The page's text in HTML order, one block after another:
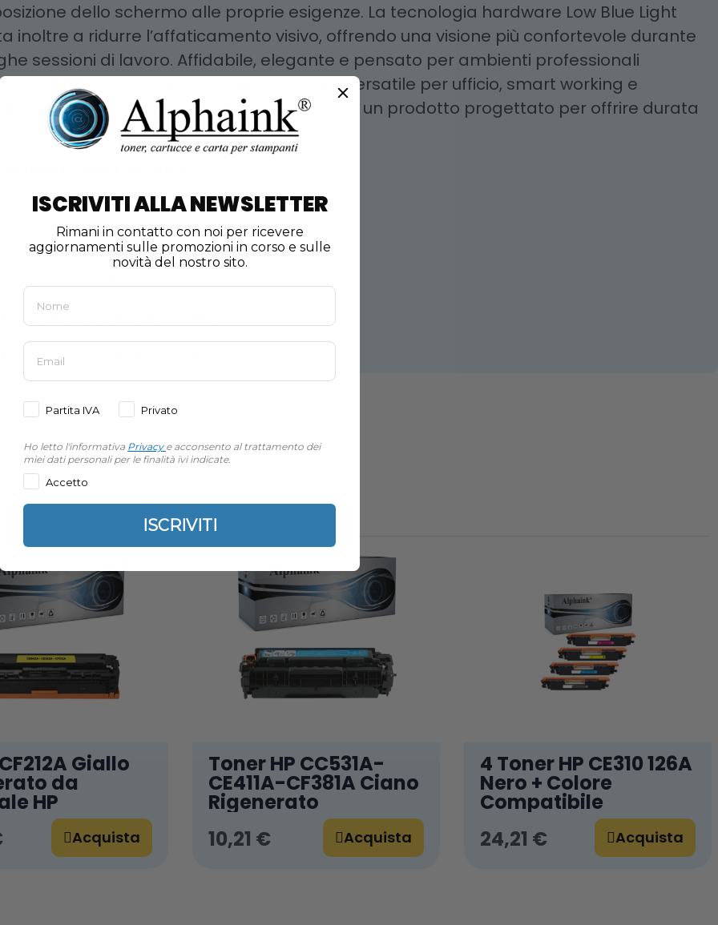
dello schermo alle proprie esigenze. La tecnologia hardware Low Blue Light
inoltre a ridurre l’affaticamento visivo, offrendo una visione più confortevole durante
sessioni di lavoro. Affidabile, elegante e pensato per ambienti professionali
il Q27E4U rappresenta una soluzione versatile per ufficio, smart working e
La garanzia di 5 anni completa un prodotto progettato per offrire durata
nel tempo.
Principali
schermo (in pollici): 27
del pannello: 1920x1080
di pannello: IPS
di risposta (GTG): 4 ms
di sincronizzazione: Adaptive Sync
Giallo
da
HP
Acquista
Toner HP CC531A-
CE411A-CF381A Ciano
Rigenerato
10,21 €
Acquista
4 Toner HP CE310 126A
Nero + Colore
Compatibile
24,21 €
Acquista
ISCRIVITI ALLA NEWSLETTER
Rimani in contatto con noi per ricevere
aggiornamenti sulle promozioni in corso e sulle
novità del nostro sito.
Partita IVA Privato
Ho letto l'informativa Privacy e acconsento al trattamento dei
miei dati personali per le finalità ivi indicate.
Accetto
ISCRIVITI